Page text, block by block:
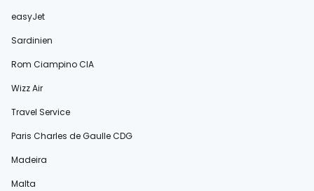
easyJet
Sardinien
Rom Ciampino CIA
Wizz Air
Travel Service
Paris Charles de Gaulle CDG
Madeira
Malta